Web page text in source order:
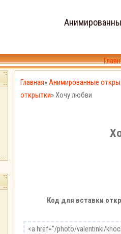
Главная»Анимированные
открытки» Хочу любви
Код для вставки